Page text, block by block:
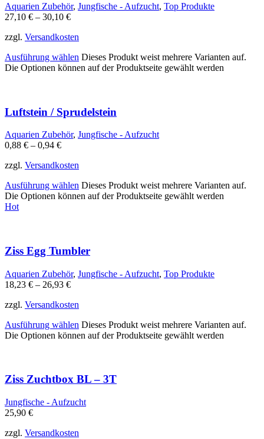
Aquarien Zubehör, Jungfische - Aufzucht, Top Produkte
27,10 € – 30,10 €
zzgl. Versandkosten
Ausführung wählen Dieses Produkt weist mehrere Varianten auf.
Die Optionen können auf der Produktseite gewählt werden
Luftstein / Sprudelstein
Aquarien Zubehör, Jungfische - Aufzucht
0,88 € – 0,94 €
zzgl. Versandkosten
Ausführung wählen Dieses Produkt weist mehrere Varianten auf.
Die Optionen können auf der Produktseite gewählt werden
Hot
Ziss Egg Tumbler
Aquarien Zubehör, Jungfische - Aufzucht, Top Produkte
18,23 € – 26,93 €
zzgl. Versandkosten
Ausführung wählen Dieses Produkt weist mehrere Varianten auf.
Die Optionen können auf der Produktseite gewählt werden
Ziss Zuchtbox BL – 3T
Jungfische - Aufzucht
25,90 €
zzgl. Versandkosten